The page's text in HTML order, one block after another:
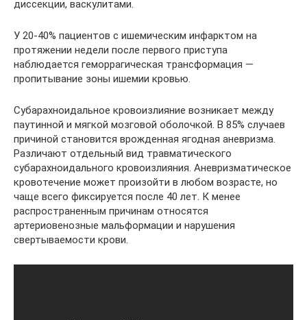
диссекции, васкулитами.
У 20-40% пациентов с ишемическим инфарктом на
протяжении недели после первого приступа
наблюдается геморрагическая трансформация —
пропитывание зоны ишемии кровью.
Субарахноидальное кровоизлияние возникает между
паутинной и мягкой мозговой оболочкой. В 85% случаев
причиной становится врожденная ягодная аневризма.
Различают отдельный вид травматического
субарахноидального кровоизлияния. Аневризматическое
кровотечение может произойти в любом возрасте, но
чаще всего фиксируется после 40 лет. К менее
распространенным причинам относятся
артериовенозные мальформации и нарушения
свертываемости крови.